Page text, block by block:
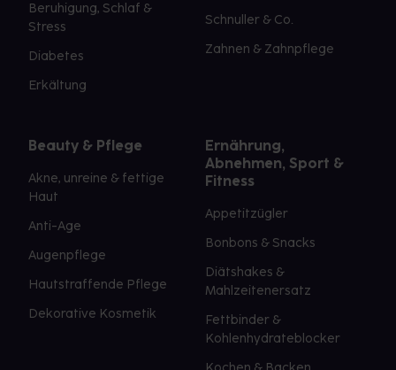
Beruhigung, Schlaf &
Stress
Diabetes
Erkältung
Schnuller & Co.
Zahnen & Zahnpflege
Beauty & Pflege
Akne, unreine & fettige
Haut
Anti-Age
Augenpflege
Hautstraffende Pflege
Dekorative Kosmetik
Ernährung,
Abnehmen, Sport &
Fitness
Appetitzügler
Bonbons & Snacks
Diätshakes &
Mahlzeitenersatz
Fettbinder &
Kohlenhydrateblocker